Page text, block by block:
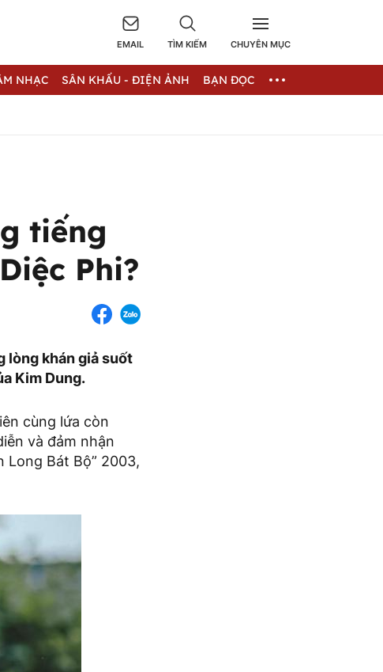
EMAIL TÌM KIẾM CHUYÊN MỤC
NHẠC SÂN KHẤU - ĐIỆN ẢNH BẠN ĐỌC
tiếng
Phi?
lòng khán giả suốt
Kim Dung.
cùng lứa còn
và đảm nhận
Bát Bộ” 2003,